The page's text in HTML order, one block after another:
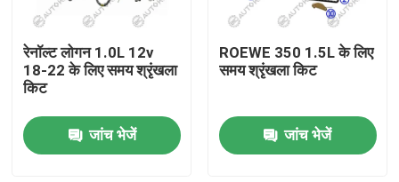
घर
उत्पाद
रेनॉल्ट लोगन 1.0L 12v
18-22 के लिए समय श्रृंखला
किट
जांच भेजें
ROEWE 350 1.5L के लिए
समय श्रृंखला किट
जांच भेजें